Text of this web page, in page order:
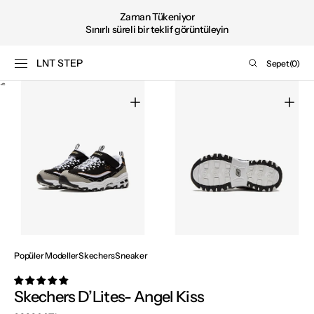
Zaman Tükeniyor
Sınırlı süreli bir teklif görüntüleyin
LNT STEP Sepet
Sepet(0)
0
Medya
Medya
2'i
galeri
görünümünde
Medya
3'i
galeri
görünümünde
Popüler ModellerSkechersSneaker
Skechers D’Lites- Angel Kiss